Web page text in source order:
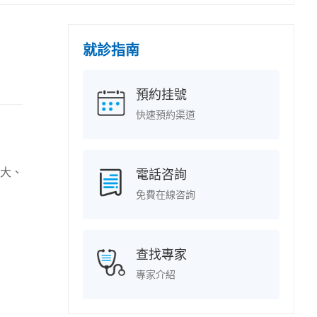
、
就診指南
預約挂號
快速預約渠道
電話咨詢
免費在線咨詢
查找專家
專家介紹